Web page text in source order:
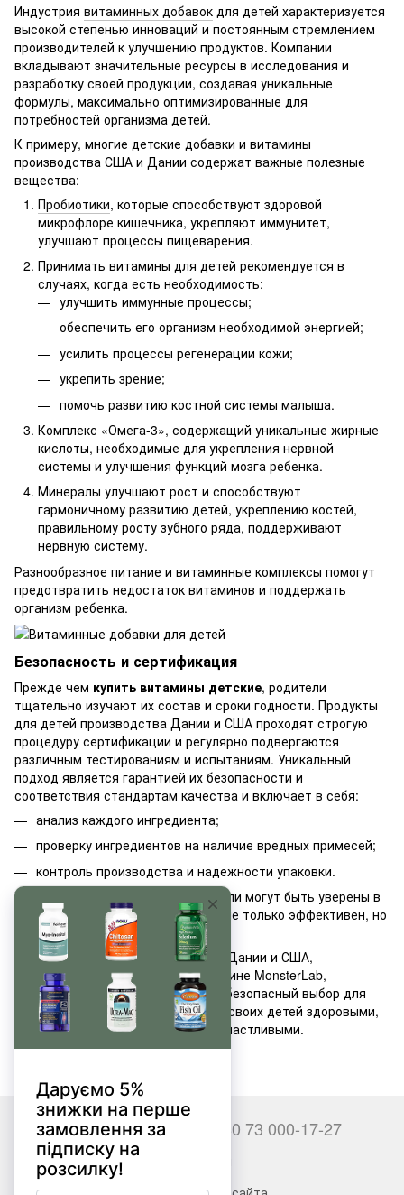
Индустрия витаминных добавок для детей характеризуется
высокой степенью инноваций и постоянным стремлением
производителей к улучшению продуктов. Компании
вкладывают значительные ресурсы в исследования и
разработку своей продукции, создавая уникальные
формулы, максимально оптимизированные для
потребностей организма детей.
К примеру, многие детские добавки и витамины
производства США и Дании содержат важные полезные
вещества:
Пробиотики, которые способствуют здоровой
микрофлоре кишечника, укрепляют иммунитет,
улучшают процессы пищеварения.
Принимать витамины для детей рекомендуется в
случаях, когда есть необходимость:
улучшить иммунные процессы;
обеспечить его организм необходимой энергией;
усилить процессы регенерации кожи;
укрепить зрение;
помочь развитию костной системы малыша.
Комплекс «Омега-3», содержащий уникальные жирные
кислоты, необходимые для укрепления нервной
системы и улучшения функций мозга ребенка.
Минералы улучшают рост и способствуют
гармоничному развитию детей, укреплению костей,
правильному росту зубного ряда, поддерживают
нервную систему.
Разнообразное питание и витаминные комплексы помогут
предотвратить недостаток витаминов и поддержать
организм ребенка.
Безопасность и сертификация
Прежде чем купить витамины детские, родители
тщательно изучают их состав и сроки годности. Продукты
для детей производства Дании и США проходят строгую
процедуру сертификации и регулярно подвергаются
различным тестированиям и испытаниям. Уникальный
подход является гарантией их безопасности и
соответствия стандартам качества и включает в себя:
анализ каждого ингредиента;
проверку ингредиентов на наличие вредных примесей;
контроль производства и надежности упаковки.
Благодаря такому подходу родители могут быть уверены в
том, что приобретаемый продукт не только эффективен, но
и безопасен для их детей.
Добавки для детей производства Дании и США,
представленные в интернет-магазине MonsterLab,
представляют собой надежный и безопасный выбор для
родителей, которые хотят видеть своих детей здоровыми,
жизнерадостными, красивыми и счастливыми.
+380 66 000-17-27 +380 73 000-17-27